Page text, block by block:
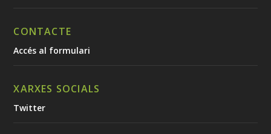
CONTACTE
Accés al formulari
XARXES SOCIALS
Twitter